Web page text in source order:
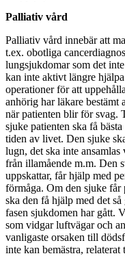
Palliativ vård
Palliativ vård innebär att
t.ex. obotliga
lungsjukdomar som det
kan inte aktivt längre
operationer för att
anhörig har läkare
när patienten blir för svag.
sjuke patienten ska få
tiden av livet. Den sjuke
lugn, det ska inte ansamlas
från illamående m.m. Den
uppskattar, får hjälp med
förmåga. Om den sjuke
ska den få hjälp med det
fasen sjukdomen har gått.
som vidgar luftvägar och
vanligaste orsaken till
inte kan bemästra,